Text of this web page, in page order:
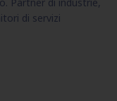
di servizi